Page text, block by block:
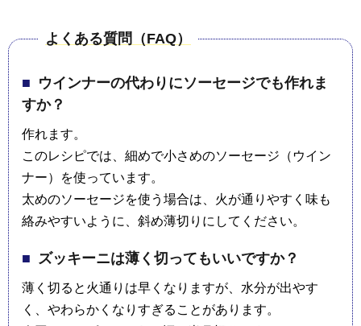
よくある質問（FAQ）
ウインナーの代わりにソーセージでも作れま
すか？
作れます。
このレシピでは、細めで小さめのソーセージ（ウイン
ナー）を使っています。
太めのソーセージを使う場合は、火が通りやすく味も
絡みやすいように、斜め薄切りにしてください。
ズッキーニは薄く切ってもいいですか？
薄く切ると火通りは早くなりますが、水分が出やす
く、やわらかくなりすぎることがあります。